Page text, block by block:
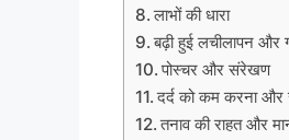
लाभों की धारा
बढ़ी हुई लचीलापन और
पोस्चर और संरेखण
दर्द को कम करना और
तनाव की राहत और